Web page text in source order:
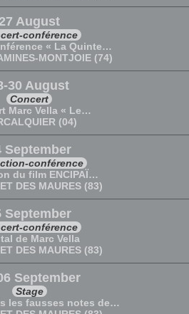
August
conférence
« La Quinte…
MONTJOIE (74)
30 August
Concert
Marc Vella « Le…
(04)
September
conférence
du film ENCIPAÏ…
DES MAURES (83)
September
conférence
de Marc Vella
DES MAURES (83)
September
Stage
les fausses notes de…